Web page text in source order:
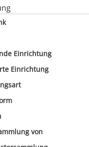
Einrichtung
Einrichtung
von